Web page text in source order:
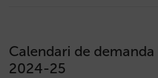
Calendari de
2024-25